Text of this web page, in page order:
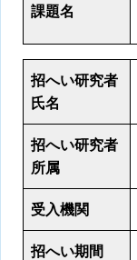
課題名
招へい研究者
氏名
招へい研究者
所属
受入機関
招へい期間